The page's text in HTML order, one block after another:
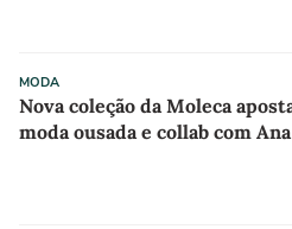
MODA
Nova coleção da Moleca
moda ousada e collab com